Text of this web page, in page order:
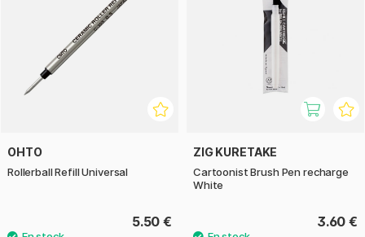
OHTO
Rollerball Refill Universal
5.50 €
ZIG KURETAKE
Cartoonist Brush Pen recharge
White
3.60 €